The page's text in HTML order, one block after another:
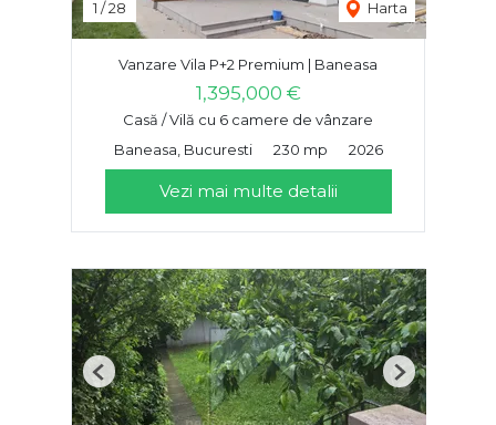
1 /28 Harta
Vanzare Vila P+2 Premium | Baneasa
1,395,000 €
Casă / Vilă cu 6 camere de vânzare
Baneasa, Bucuresti
230 mp 2026
Vezi mai multe detalii
Previous Next